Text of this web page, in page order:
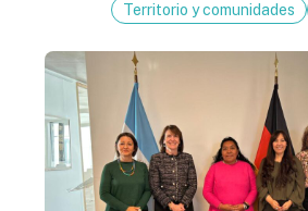
Territorio y comunidades